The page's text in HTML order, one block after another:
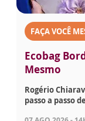
FAÇA VOCÊ
Ecobag
Mesmo
Rogério
passo a passo